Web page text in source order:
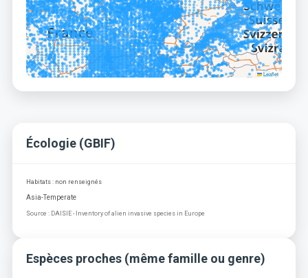
Leaflet
Écologie (GBIF)
Habitats : non renseignés
Asia-Temperate
Source : DAISIE - Inventory of alien invasive species in Europe
Espèces proches (même famille ou genre)